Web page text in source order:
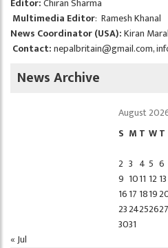
Multimedia Editor: Ramesh Khanal
News Coordinator (USA):Kiran
Contact:nepalbritain@gmail.com,
News Archive
August
S M T WT
2 3 4 5 6
9 1011 12 13
1617 1819
2324252627
3031
« Jul